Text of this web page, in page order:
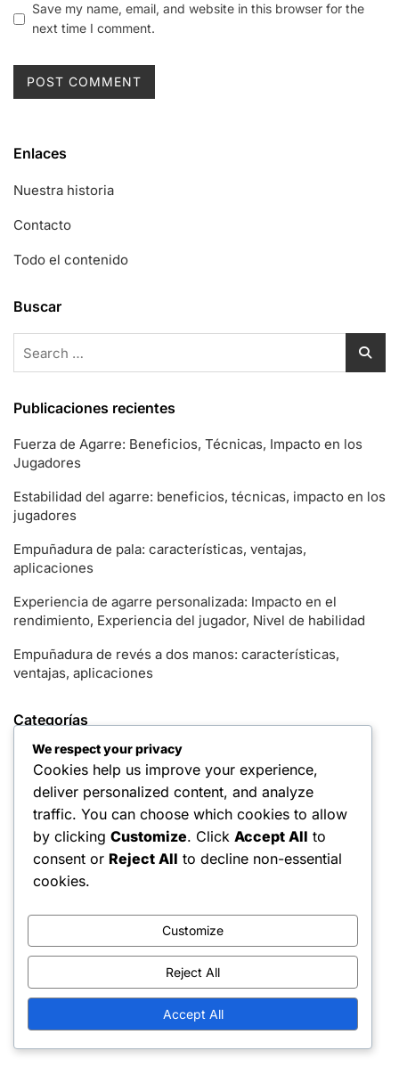
Save my name, email, and website in this browser for the
next time I comment.
Enlaces
Nuestra historia
Contacto
Todo el contenido
Buscar
for:
Publicaciones recientes
Fuerza de Agarre: Beneficios, Técnicas, Impacto en los
Jugadores
Estabilidad del agarre: beneficios, técnicas, impacto en los
jugadores
Empuñadura de pala: características, ventajas,
aplicaciones
Experiencia de agarre personalizada: Impacto en el
rendimiento, Experiencia del jugador, Nivel de habilidad
Empuñadura de revés a dos manos: características,
ventajas, aplicaciones
Categorías
Beneficios del agarre en el tenis
Técnicas de agarre en tenis
Tipos de empuñaduras de tenis
Archivo
You May Also Like These
We respect your privacy
Cookies help us improve your experience,
deliver personalized content, and analyze
traffic. You can choose which cookies to allow
by clicking Customize. Click Accept All to
consent or Reject All to decline non-essential
cookies.
Customize
Reject All
Accept All